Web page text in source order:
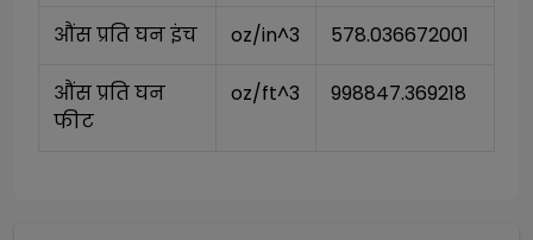
औंस प्रति घन इंच oz/in^3 578.036672001
औंस प्रति घन
फीट
oz/ft^3 998847.369218